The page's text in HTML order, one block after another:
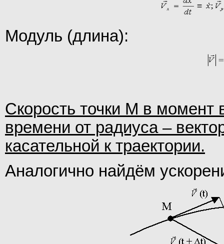
Модуль (длина):
Скорость точки М в момент
времени от радиуса –
касательной к траектории.
Аналогично найдём